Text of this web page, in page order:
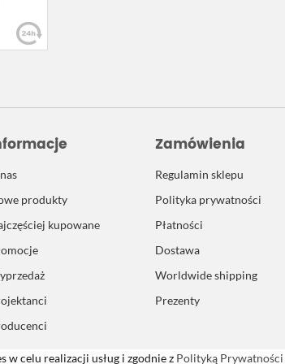
produkty
kupowane
Zamówienia
Regulamin sklepu
Polityka prywatności
Płatności
Dostawa
Worldwide shipping
Prezenty
w celu realizacji usług i zgodnie z Polityką Prywatności